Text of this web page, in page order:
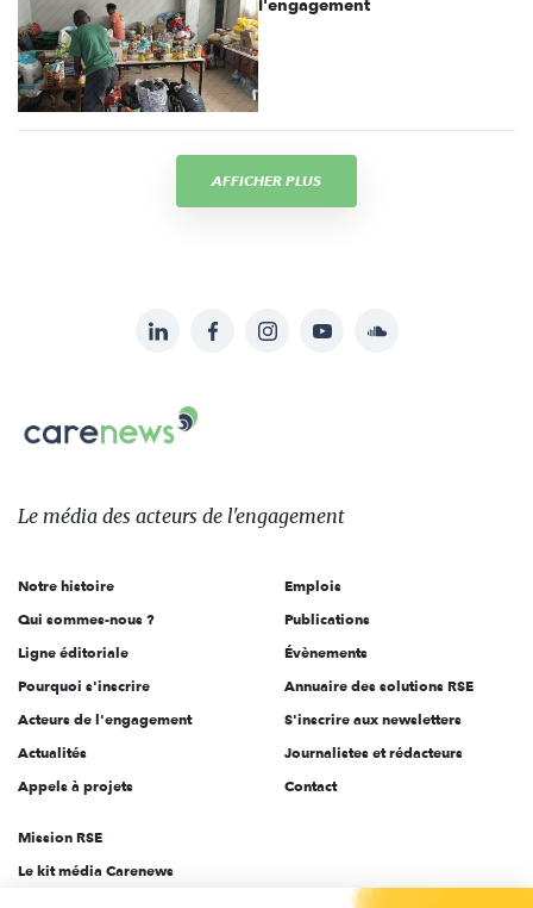
l'engagement
AFFICHER PLUS
sur:
LinkedInFacebookInstagramYouTubeSoundcloud
Carenews,
Le
des
l'engagement
Le média des acteurs de l'engagement
Notre histoire
Qui sommes-nous ?
Ligne éditoriale
Pourquoi s'inscrire
Acteurs de l'engagement
Actualités
Appels à projets
Emplois
Publications
Évènements
Annuaire des solutions RSE
S'inscrire aux newsletters
Journalistes et rédacteurs
Contact
Mission RSE
Le kit média Carenews